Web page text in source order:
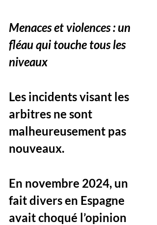
Menaces et violences : un
fléau qui touche tous les
niveaux
Les incidents visant les
arbitres ne sont
malheureusement pas
nouveaux.
En novembre 2024, un
fait divers en Espagne
avait choqué l’opinion